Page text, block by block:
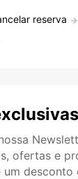
reserva
ofertas e
desconto